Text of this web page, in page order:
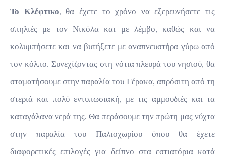
Το Κλέφτικο, θα έχετε το χρόνο να εξερευνήσετε τις
σπηλιές με τον Νικόλα και με λέμβο, καθώς και να
κολυμπήσετε και να βυτήξετε με αναπνευστήρα γύρω από
τον κόλπο. Συνεχίζοντας στη νότια πλευρά του νησιού, θα
σταματήσουμε στην παραλία του Γέρακα, απρόσιτη από τη
στεριά και πολύ εντυπωσιακή, με τις αμμουδιές και τα
καταγάλανα νερά της. Θα περάσουμε την πρώτη μας νύχτα
στην παραλία του Παλιοχωρίου όπου θα έχετε
διαφορετικές επιλογές για δείπνο στα εστιατόρια κατά